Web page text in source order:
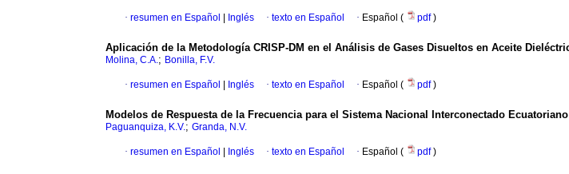
· resumen en Español Inglés · texto en Español · Español ( pdf)
Aplicación de la Metodología CRISP-DM en el Análisis de Gases Disueltos en Aceite
Molina, C.A.; Bonilla, F.V.
· resumen en Español Inglés · texto en Español · Español ( pdf)
Modelos de Respuesta de la Frecuencia para el Sistema Nacional Interconectado Ecuatoriano
Paguanquiza, K.V.; Granda, N.V.
· resumen en Español Inglés · texto en Español · Español ( pdf)